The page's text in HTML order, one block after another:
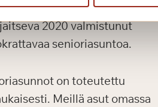
on Lahden keskustassa
2020 valmistunut
senioriasuntoa.
on toteutettu
Meillä asut omassa